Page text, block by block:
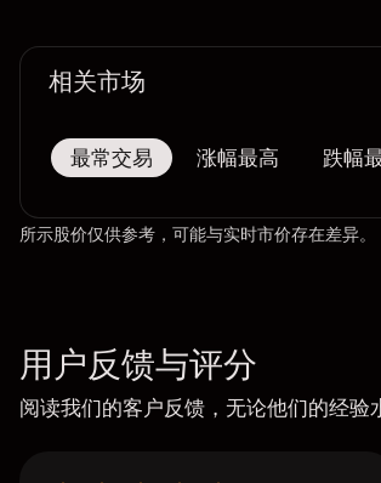
相关市场
最常交易 涨幅最高 跌幅
所示股价仅供参考，可能与实时市价存在差异。
用户反馈与评分
阅读我们的客户反馈，无论他们的经验